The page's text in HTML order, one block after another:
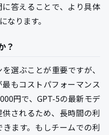
答えることで、より具体
なります。
？
選ぶことが重要ですが、
もコストパフォーマンス
円で、GPT-5の最新モデ
されるため、長時間の利
ます。もしチームでの利